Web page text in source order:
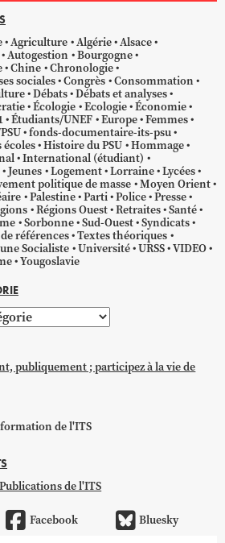
Agriculture Algérie Alsace
Autogestion
Bourgogne
Chine Chronologie
sociales Congrès Consommation
Débats Débats et analyses
Écologie Ecologie Économie
Étudiants/UNEF Europe Femmes
fonds-documentaire-its-psu
écoles Histoire du PSU Hommage
International (étudiant)
Jeunes Logement Lorraine Lycées
politique de masse Moyen Orient
Palestine Parti Police Presse
Régions Ouest Retraites Santé
Sorbonne Sud-Ouest Syndicats
références Textes théoriques
Socialiste Université URSS VIDEO
Yougoslavie
publiquement ; participez à la vie de
de l'ITS
de l'ITS
Facebook Bluesky